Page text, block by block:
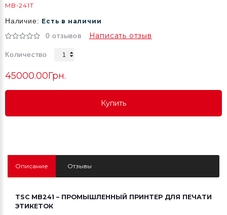
MB-241T
Наличие: Есть в наличии
0 отзывов Написать отзыв
Количество
45000.00Грн.
Купить
Купить
Описание Отзывы
TSC MB241 – ПРОМЫШЛЕННЫЙ ПРИНТЕР ДЛЯ ПЕЧАТИ
ЭТИКЕТОК